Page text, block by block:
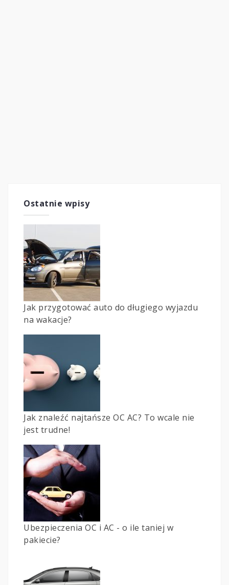
Ostatnie wpisy
Jak przygotować auto do długiego wyjazdu
na wakacje?
Jak znaleźć najtańsze OC AC? To wcale nie
jest trudne!
Ubezpieczenia OC i AC - o ile taniej w
pakiecie?